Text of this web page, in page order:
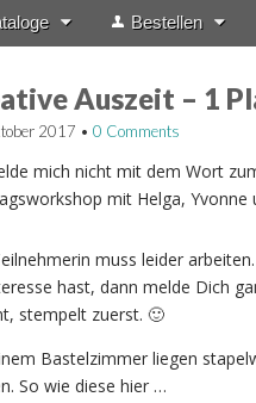
Bestellen
Auszeit – 1
2017 • 0 Comments
mich nicht mit dem Wort
mit Helga,
muss leider
hast, dann melde Dich
stempelt zuerst. 🙂
Bastelzimmer liegen
So wie diese hier …